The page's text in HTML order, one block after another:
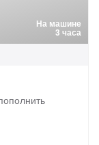
На машине
3 часа